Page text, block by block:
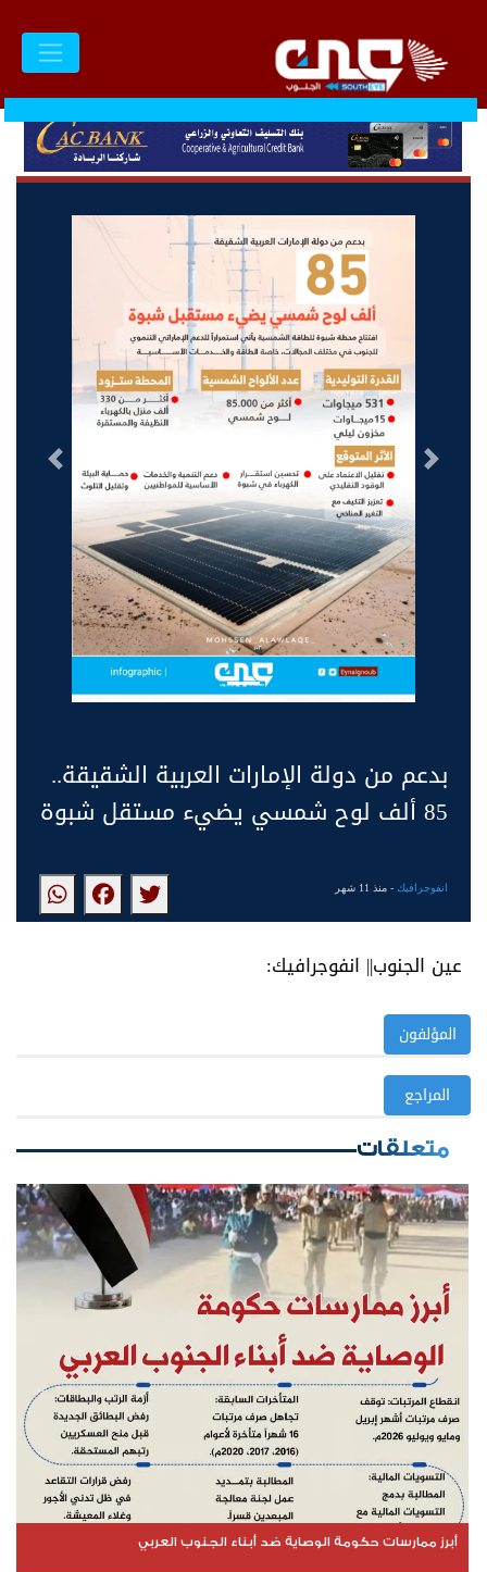
التالى السابق
بدعم من دولة الإمارات العربية الشقيقة..
85 ألف لوح شمسي يضيء مستقل شبوة
انفوجرافيك- منذ 11 شهر
عين الجنوب|| انفوجرافيك:
المؤلفون
المراجع
متعلقات
أبرز ممارسات حكومة الوصاية ضد أبناء الجنوب العربي